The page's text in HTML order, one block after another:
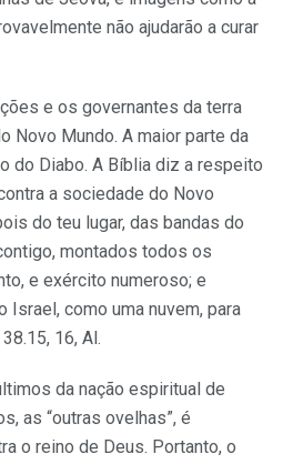
não ajudarão a curar
e os governantes da terra
Novo Mundo. A maior parte da
do Diabo. A Bíblia diz a respeito
a sociedade do Novo
do teu lugar, das bandas do
montados todos os
e exército numeroso; e
Israel, como uma nuvem, para
16, Al.
da nação espiritual de
as “outras ovelhas”, é
o reino de Deus. Portanto, o